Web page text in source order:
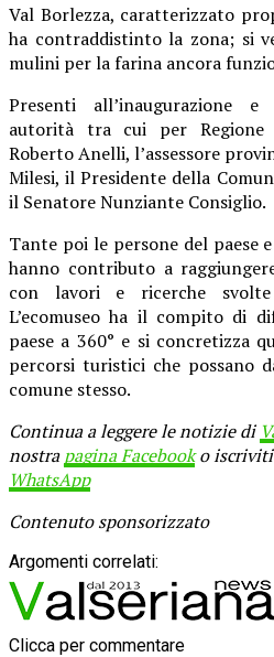
Val Borlezza, caratterizzato
ha contraddistinto la zona; si
mulini per la farina ancora
Presenti all’inaugurazione
autorità tra cui per Regione
Roberto Anelli, l’assessore
Milesi, il Presidente della
il Senatore Nunziante Consiglio.
Tante poi le persone del paese
hanno contributo a
con lavori e ricerche
L’ecomuseo ha il compito di
paese a 360° e si concretizza
percorsi turistici che possano
comune stesso.
Continua a leggere le notizie di
nostrapagina Facebooko
WhatsApp
Contenuto sponsorizzato
Argomenti correlati:
Clicca per commentare